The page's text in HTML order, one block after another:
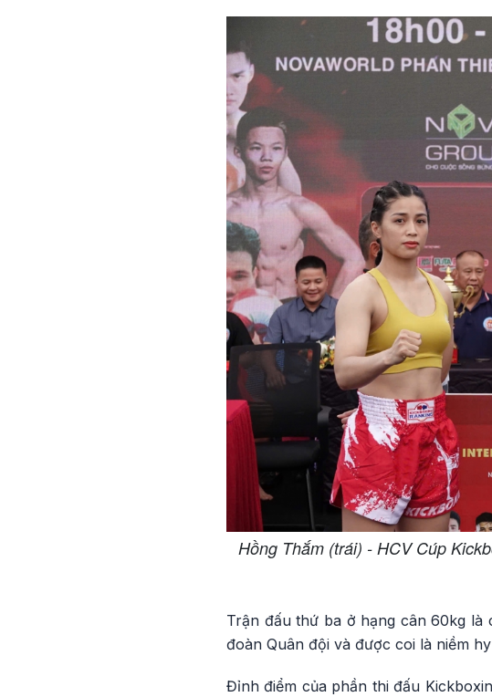
Hồng Thắm (trái) - HCV Cúp
Trận đấu thứ ba ở hạng cân 60kg là
đoàn Quân đội và được coi là niềm
Đỉnh điểm của phần thi đấu